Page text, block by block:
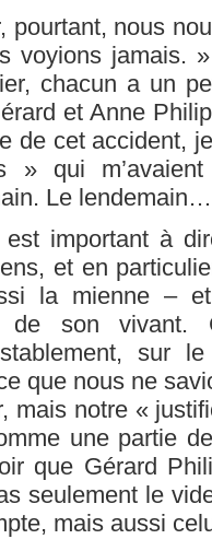
pourtant, nous
voyions jamais.
chacun a un
et Anne
de cet accident,
» qui
Le lendemain…
important à
et en
la mienne – et
de son vivant.
sur
que nous ne
mais notre «
une partie
que Gérard
seulement le
mais aussi